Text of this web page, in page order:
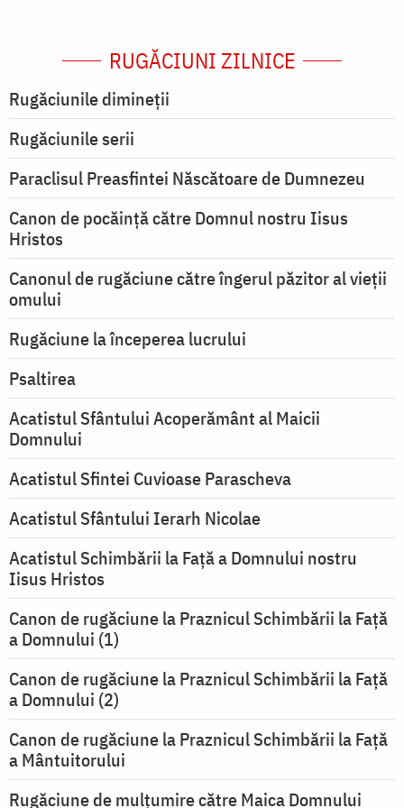
RUGĂCIUNI ZILNICE
Rugăciunile dimineții
Rugăciunile serii
Paraclisul Preasfintei Născătoare de Dumnezeu
Canon de pocăință către Domnul nostru Iisus
Hristos
Canonul de rugăciune către îngerul păzitor al vieții
omului
Rugăciune la începerea lucrului
Psaltirea
Acatistul Sfântului Acoperământ al Maicii
Domnului
Acatistul Sfintei Cuvioase Parascheva
Acatistul Sfântului Ierarh Nicolae
Acatistul Schimbării la Faţă a Domnului nostru
Iisus Hristos
Canon de rugăciune la Praznicul Schimbării la Faţă
a Domnului (1)
Canon de rugăciune la Praznicul Schimbării la Faţă
a Domnului (2)
Canon de rugăciune la Praznicul Schimbării la Față
a Mântuitorului
Rugăciune de mulţumire către Maica Domnului